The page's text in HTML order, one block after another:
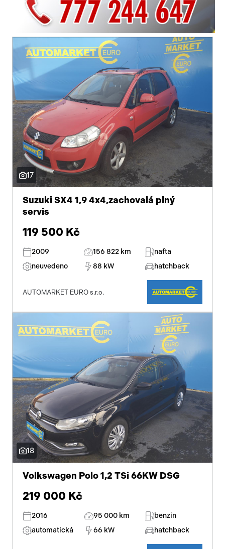
17
Suzuki SX4 1,9 4x4,zachovalá plný
servis
119 500 Kč
2009 156 822 km
nafta
neuvedeno
88 kW hatchback
AUTOMARKET EURO s.r.o.
18
Volkswagen Polo 1,2 TSi 66KW DSG
219 000 Kč
2016 95 000 km
benzin
automatická
66 kW hatchback